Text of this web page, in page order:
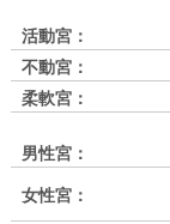
活動宮：
不動宮：
柔軟宮：
男性宮：
女性宮：